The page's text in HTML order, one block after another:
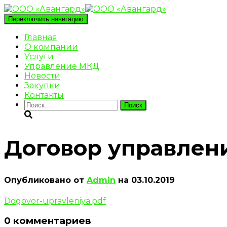
Переключить навигацию
Главная
О компании
Услуги
Управление МКД
Новости
Закупки
Контакты
Найти:
Договор
Опубликовано от Admin на 03.10.2019
Dogovor-upravleniya.pdf
0 комментариев